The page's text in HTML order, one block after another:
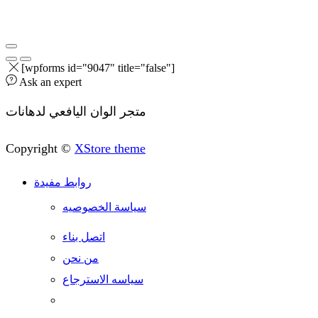
[wpforms id="9047" title="false"]
Ask an expert
متجر الوان اليافعي لدهانات
Copyright © XStore theme
روابط مفيدة
سياسة الخصوصيه
اتصل بناء
من نحن
سياسه الاسترجاع